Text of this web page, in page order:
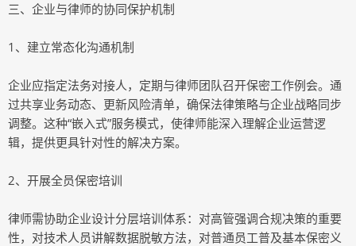
三、企业与律师的协同保护机制
1、建立常态化沟通机制
企业应指定法务对接人，定期与律师团队召开保密工作例会。通
过共享业务动态、更新风险清单，确保法律策略与企业战略同步
调整。这种“嵌入式”服务模式，使律师能深入理解企业运营逻
辑，提供更具针对性的解决方案。
2、开展全员保密培训
律师需协助企业设计分层培训体系：对高管强调合规决策的重要
性，对技术人员讲解数据脱敏方法，对普通员工普及基本保密义